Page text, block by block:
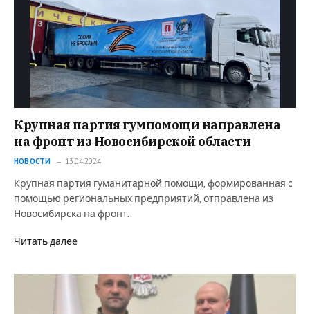
Крупная партия гумпомощи направлена
на фронт из Новосибирской области
НОВОСТИ 13.04.2024
Крупная партия гуманитарной помощи, формированная с
помощью региональных предприятий, отправлена из
Новосибирска на фронт.
Читать далее